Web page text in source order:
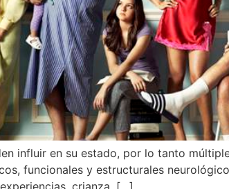
influir en su estado, por lo tanto
funcionales y estructurales
crianza, […]